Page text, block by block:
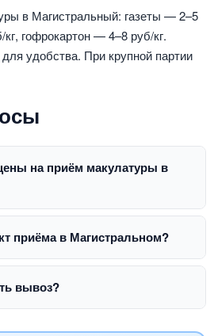
в Магистральный: газеты — 2–5
гофрокартон — 4–8 руб/кг.
удобства. При крупной партии
на приём макулатуры в
приёма в Магистральном?
вывоз?